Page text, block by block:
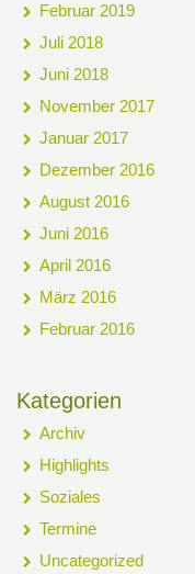
Februar 2019
Juli 2018
Juni 2018
November 2017
Januar 2017
Dezember 2016
August 2016
Juni 2016
April 2016
März 2016
Februar 2016
Kategorien
Archiv
Highlights
Soziales
Termine
Uncategorized